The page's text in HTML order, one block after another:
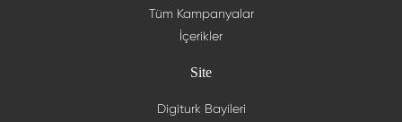
Tüm Kampanyalar
İçerikler
Site
Digiturk Bayileri